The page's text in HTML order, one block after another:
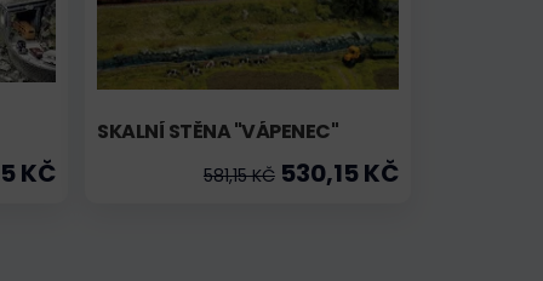
KČ
SKALNÍ STĚNA "VÁPENEC"
581,15 KČ530,15 KČ